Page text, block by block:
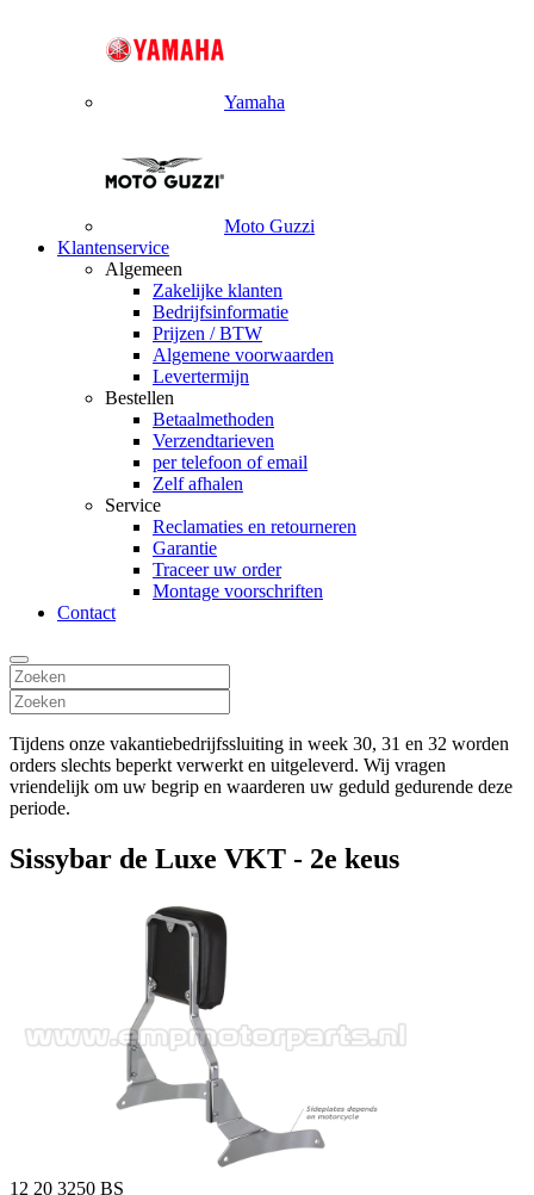
Yamaha
Moto Guzzi
Klantenservice
Algemeen
Zakelijke klanten
Bedrijfsinformatie
Prijzen / BTW
Algemene voorwaarden
Levertermijn
Bestellen
Betaalmethoden
Verzendtarieven
per telefoon of email
Zelf afhalen
Service
Reclamaties en retourneren
Garantie
Traceer uw order
Montage voorschriften
Contact
Tijdens onze vakantiebedrijfssluiting in week 30, 31 en 32 worden
orders slechts beperkt verwerkt en uitgeleverd. Wij vragen
vriendelijk om uw begrip en waarderen uw geduld gedurende deze
periode.
Sissybar de Luxe VKT - 2e keus
12 20 3250 BS